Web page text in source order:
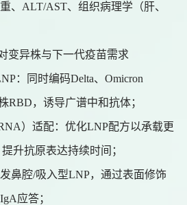
、 ALT/AST、组织病理学（肝、
变异株与下一代疫苗需求
：同时编码Delta、Omicron
RBD，诱导广谱中和抗体；
）适配：优化LNP配方以承载更
升抗原表达持续时间；
鼻腔/吸入型LNP，通过表面修饰
应答；